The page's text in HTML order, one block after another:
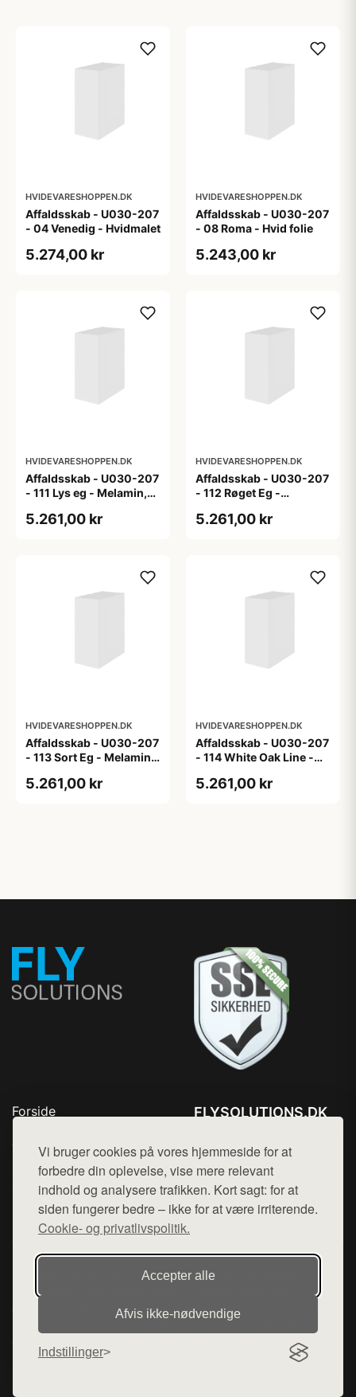
Vi bruger cookies på vores hjemmeside for at
forbedre din oplevelse, vise mere relevant
indhold og analysere trafikken. Kort sagt: for at
siden fungerer bedre – ikke for at være irriterende.
Cookie- og privatlivspolitik.
Accepter alle
Afvis ikke‑nødvendige
Indstillinger
HVIDEVARESHOPPEN.DK
Affaldsskab - U030-207
- 04 Venedig - Hvidmalet
5.274,00 kr
HVIDEVARESHOPPEN.DK
Affaldsskab - U030-207
- 08 Roma - Hvid folie
5.243,00 kr
HVIDEVARESHOPPEN.DK
Affaldsskab - U030-207
- 111 Lys eg - Melamin,
5.261,00 kr
HVIDEVARESHOPPEN.DK
Affaldsskab - U030-207
- 112 Røget Eg -
5.261,00 kr
HVIDEVARESHOPPEN.DK
Affaldsskab - U030-207
- 113 Sort Eg - Melamin,
5.261,00 kr
HVIDEVARESHOPPEN.DK
Affaldsskab - U030-207
- 114 White Oak Line -
5.261,00 kr
Forside
Top Rabatter
Blog
Kontakt
FLYSOLUTIONS.DK
Mail: hej@want.dk
Cookie- og privatlivspolitik
Denne side er en del af want.dk, der udgiver en række
hjemmesider med præsentation af forskellige produkter fra
diverse webshops. Der sælges ikke varer fra denne side - vi
henviser til de shops, som sælger varen. Vi har heller ikke
varerne på lager.